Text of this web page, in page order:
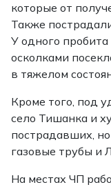
которые от
Также
У одного пробита
осколками
в тяжелом
Кроме того, под
село Тишанка и
пострадавших,
газовые трубы и
На местах ЧП